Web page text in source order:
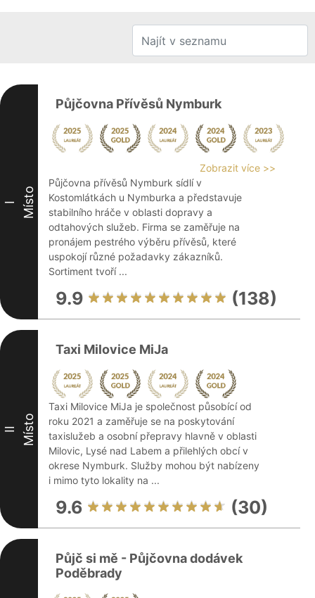
I Místo
Půjčovna Přívěsů Nymburk
Zobrazit více >>
Půjčovna přívěsů Nymburk sídlí v
Kostomlátkách u Nymburka a představuje
stabilního hráče v oblasti dopravy a
odtahových služeb. Firma se zaměřuje na
pronájem pestrého výběru přívěsů, které
uspokojí různé požadavky zákazníků.
Sortiment tvoří ...
9.9 (138)
II Místo
Taxi Milovice MiJa
Taxi Milovice MiJa je společnost působící od
roku 2021 a zaměřuje se na poskytování
taxislužeb a osobní přepravy hlavně v oblasti
Milovic, Lysé nad Labem a přilehlých obcí v
okrese Nymburk. Služby mohou být nabízeny
i mimo tyto lokality na ...
9.6 (30)
Půjč si mě - Půjčovna dodávek
Poděbrady